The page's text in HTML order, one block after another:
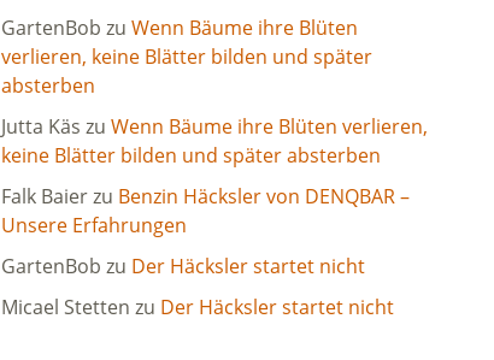
GartenBob zu Wenn Bäume ihre Blüten
verlieren, keine Blätter bilden und später
absterben
Jutta Käs zu Wenn Bäume ihre Blüten verlieren,
keine Blätter bilden und später absterben
Falk Baierzu Benzin Häcksler von DENQBAR –
Unsere Erfahrungen
GartenBob zu Der Häcksler startet nicht
Micael Stetten zu Der Häcksler startet nicht